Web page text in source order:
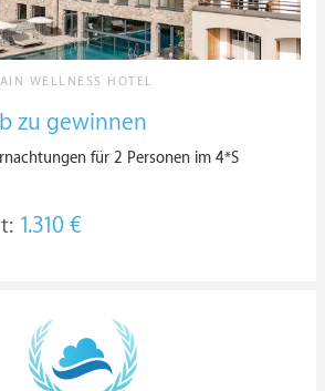
WELLNESS HOTEL
zu gewinnen
für 2 Personen im 4*S
1.310 €